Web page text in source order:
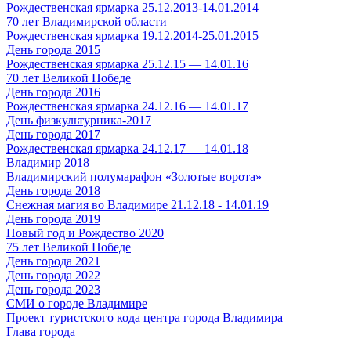
Рождественская ярмарка 25.12.2013-14.01.2014
70 лет Владимирской области
Рождественская ярмарка 19.12.2014-25.01.2015
День города 2015
Рождественская ярмарка 25.12.15 — 14.01.16
70 лет Великой Победе
День города 2016
Рождественская ярмарка 24.12.16 — 14.01.17
День физкультурника-2017
День города 2017
Рождественская ярмарка 24.12.17 — 14.01.18
Владимир 2018
Владимирский полумарафон «Золотые ворота»
День города 2018
Снежная магия во Владимире 21.12.18 - 14.01.19
День города 2019
Новый год и Рождество 2020
75 лет Великой Победе
День города 2021
День города 2022
День города 2023
СМИ о городе Владимире
Проект туристского кода центра города Владимира
Глава города